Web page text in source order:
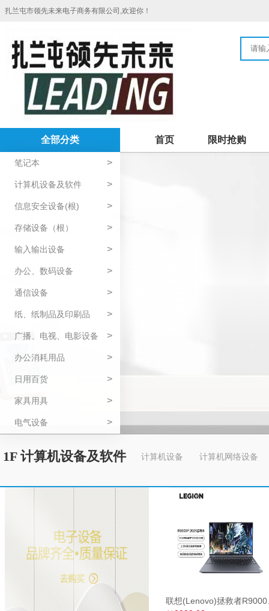
扎兰屯市领先未来电子商务有限公司,欢迎你！
全部分类
笔记本 >
计算机设备及软件 >
信息安全设备(根) >
存储设备（根） >
输入输出设备 >
办公、数码设备 >
通信设备 >
纸、纸制品及印刷品 >
广播、电视、电影设备 >
办公消耗用品 >
日用百货 >
家具用具 >
电气设备 >
首页 限时抢购
1F 计算机设备及软件 计算机设备 计算机网络设备